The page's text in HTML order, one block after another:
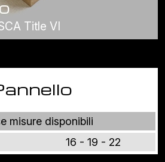
Title VI
misure disponibili
16 - 19 - 22